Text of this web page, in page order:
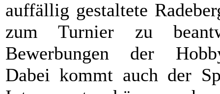
auffällig gestaltete
zum Turnier zu
Bewerbungen der
Dabei kommt auch der